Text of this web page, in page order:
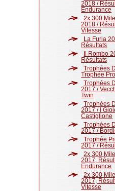
2018 /
Endurance
2x 300
2018 /
Vitesse
La Furia
Résultats
Il Rombo
Résultats
Trophées
Trophée
Trophées
2017 /
Twin
Trophées
2017 / I
Castiglione
Trophées
2017 /
Trophée
2017 /
2x 300
2017,
Endurance
2x 300
2017,
Vitesse